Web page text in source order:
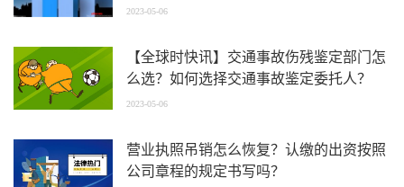
2023-05-06
【全球时快讯】交通事故伤残鉴定部门怎
么选？如何选择交通事故鉴定委托人？
2023-05-06
营业执照吊销怎么恢复？认缴的出资按照
公司章程的规定书写吗？